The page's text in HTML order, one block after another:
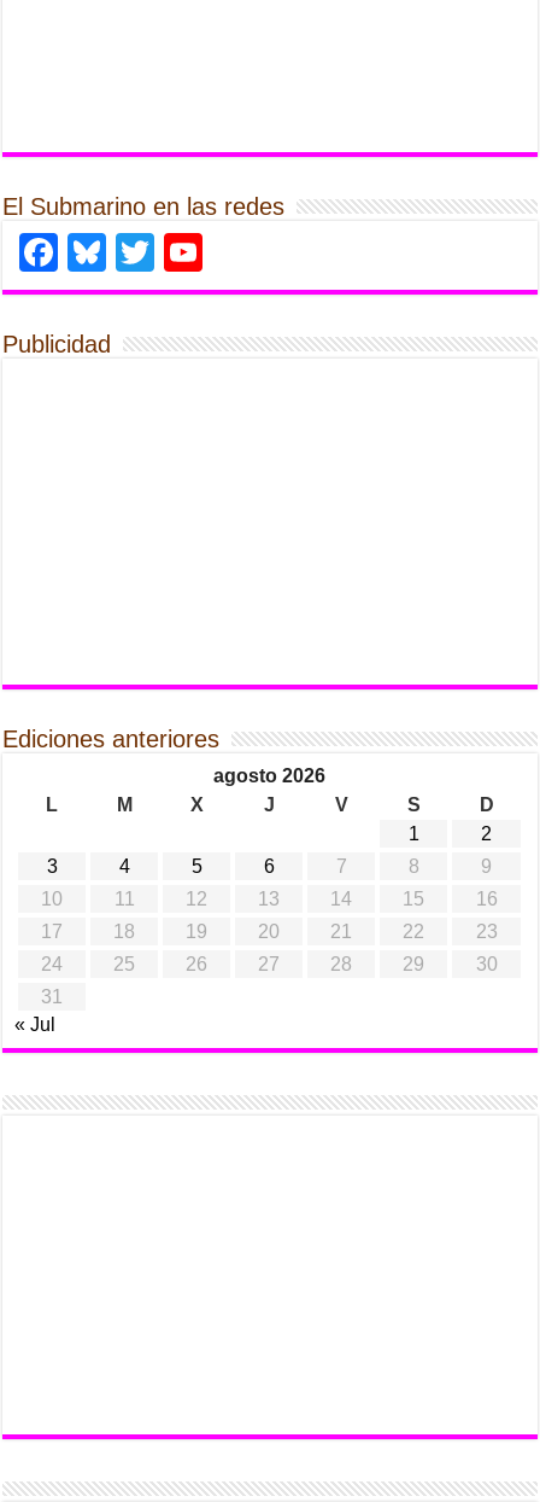
El Submarino en las redes
Facebook
Bluesky
Twitter
Publicidad
Ediciones anteriores
agosto 2026
L
M X J V S
D
1
2
3
4 5 6 7 8
9
10
11 12 13 14 15
16
17
18 19 20 21 22
23
24
25 26 27 28 29
30
31
« Jul